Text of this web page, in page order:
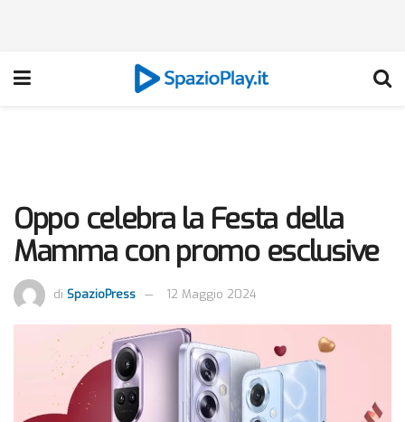
Oppo celebra la Festa della
Mamma con promo esclusive
di SpazioPress 12 Maggio 2024